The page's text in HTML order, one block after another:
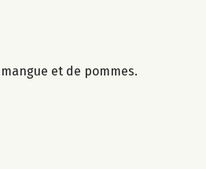
et de pommes.